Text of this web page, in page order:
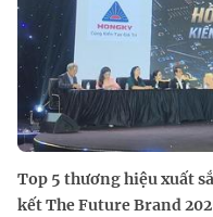
Top 5 thương hiệu xuất
kết The Future Brand